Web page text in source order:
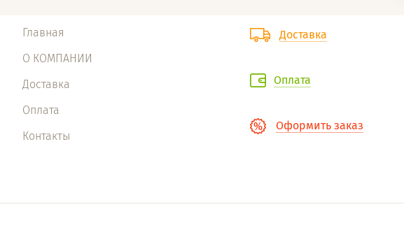
Главная
О КОМПАНИИ
Доставка
Оплата
Контакты
Доставка
Оплата
Оформить заказ